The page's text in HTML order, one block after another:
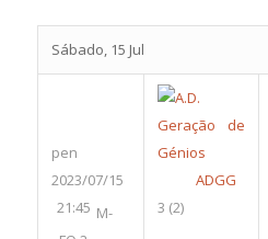
Sábado, 15 Jul
pen
2023/07/15
21:45 M-
ADGG
3 (2)